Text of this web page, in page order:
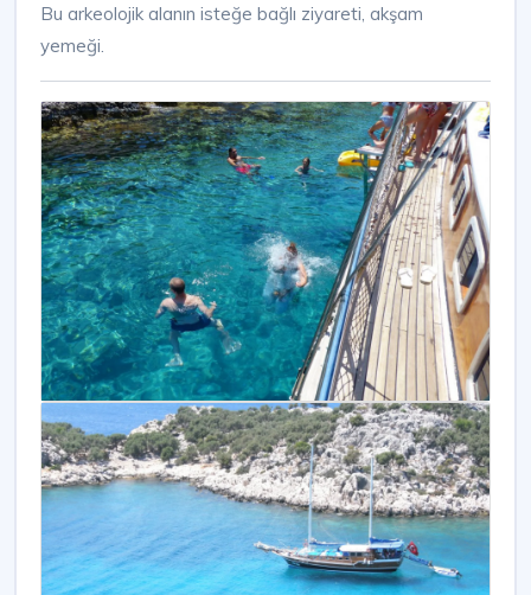
Bu arkeolojik alanın isteğe bağlı ziyareti, akşam
yemeği.